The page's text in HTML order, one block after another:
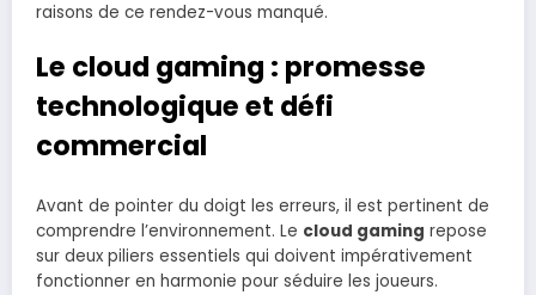
raisons de ce rendez-vous manqué.
Le cloud gaming : promesse
technologique et défi
commercial
Avant de pointer du doigt les erreurs, il est pertinent de
comprendre l’environnement. Le cloud gaming repose
sur deux piliers essentiels qui doivent impérativement
fonctionner en harmonie pour séduire les joueurs.